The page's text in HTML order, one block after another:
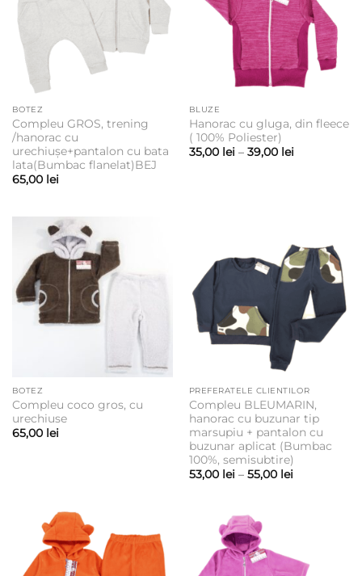
BOTEZ
Compleu GROS, trening
/hanorac cu
urechiușe+pantalon cu bata
lata(Bumbac flanelat)BEJ
65,00 lei
BLUZE
Hanorac cu gluga, din fleece
( 100% Poliester)
35,00 lei – 39,00 leiInterval
BOTEZ
Compleu coco gros, cu
urechiuse
65,00 lei
PREFERATELE CLIENTILOR
Compleu BLEUMARIN,
hanorac cu buzunar tip
marsupiu + pantalon cu
buzunar aplicat (Bumbac
100%, semisubtire)
53,00 lei – 55,00 leiInterval